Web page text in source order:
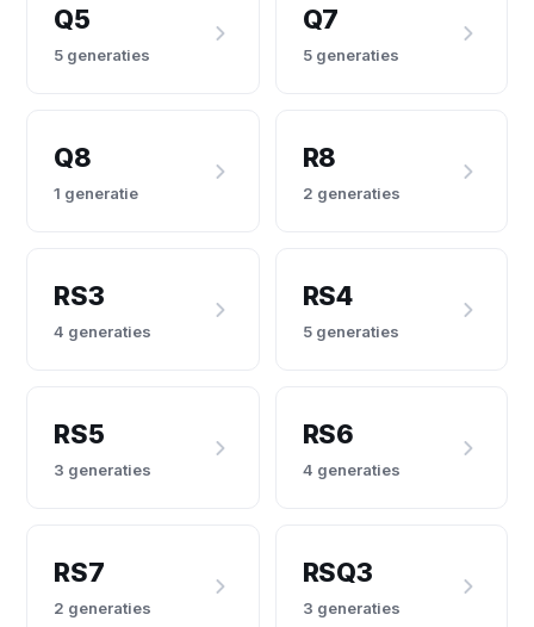
Q5
5 generaties
Q7
5 generaties
Q8
1 generatie
R8
2 generaties
RS3
4 generaties
RS4
5 generaties
RS5
3 generaties
RS6
4 generaties
RS7
2 generaties
RSQ3
3 generaties